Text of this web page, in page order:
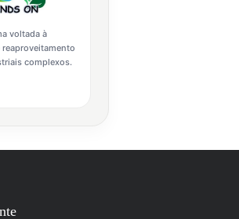
voltada à
complexos.